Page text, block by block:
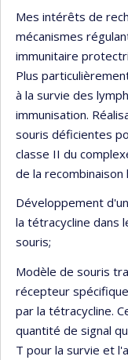
Mes intérêts de
mécanismes
immunitaire
Plus
à la survie des
immunisation.
souris déficientes
classe II du
de la recombinaison
Développement
la tétracycline dans
souris;
Modèle de souris
récepteur
par la tétracycline.
quantité de signal
T pour la survie et